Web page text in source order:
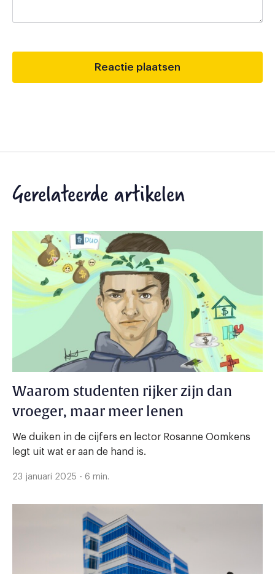
Gerelateerde artikelen
Waarom studenten rijker zijn dan
vroeger, maar meer lenen
We duiken in de cijfers en lector Rosanne Oomkens
legt uit wat er aan de hand is.
23 januari 2025 - 6 min.